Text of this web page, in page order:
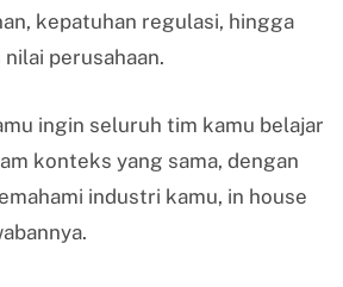
kepatuhan regulasi, hingga
perusahaan.
ingin seluruh tim kamu belajar
konteks yang sama, dengan
industri kamu, in house